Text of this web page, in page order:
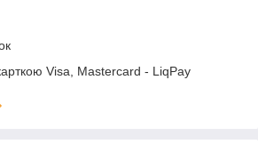
Visa, Mastercard - LiqPay